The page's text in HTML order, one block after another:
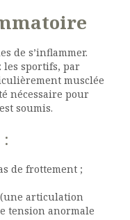
de s’inflammer.
les sportifs, par
musclée
nécessaire pour
soumis.
de frottement ;
articulation
tension anormale